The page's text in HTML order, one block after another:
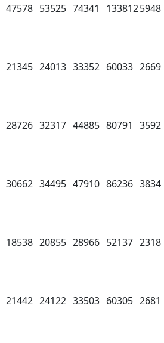
47578 53525 74341 1338125948
21345 24013 33352 60033 2669
28726 32317 44885 80791 3592
30662 34495 47910 86236 3834
18538 20855 28966 52137 2318
21442 24122 33503 60305 2681